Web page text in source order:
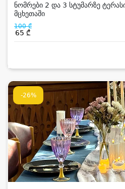
ნომრები 2 და 3 სტუმარზე
მცხეთაში
100 ₾
65 ₾
-26%